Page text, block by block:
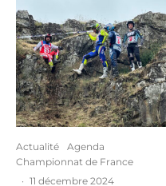
Actualité
Agenda
Championnat de France
· 11 décembre 2024